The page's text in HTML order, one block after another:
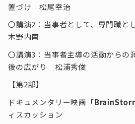
置づけ 松尾幸治
〇講演2：当事者として、専門職と
木野内南
〇講演3：当事者主導の活動からの
後の広がり 松浦秀俊
【第2部】
ドキュメンタリー映画 「B
ィスカッション